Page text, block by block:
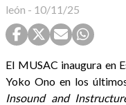
león - 10/11/25
El MUSAC inaugura en
Yoko Ono en los
Insound and